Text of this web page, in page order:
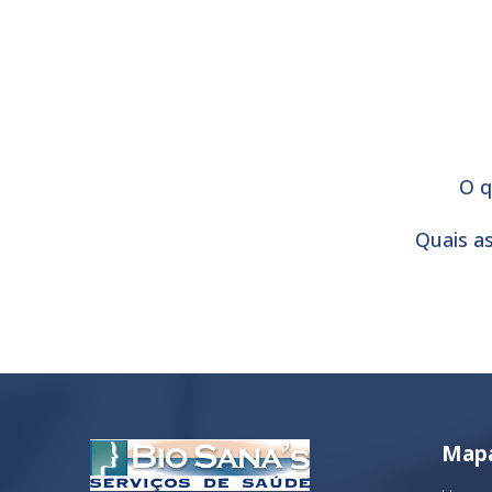
O
Quais